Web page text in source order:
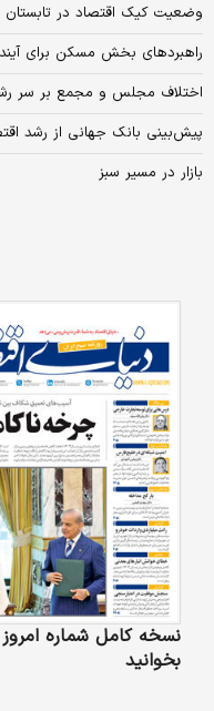
وضعیت کیک اقتصاد در تابستان ۱۴۰۳
راهبردهای بخش مسکن برای
اختلاف مجلس و مجمع بر سر
پیش‌بینی بانک جهانی از رشد
بازار در مسیر سبز
نسخه کامل شماره امروز
بخوانید